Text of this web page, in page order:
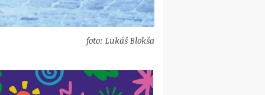
foto: Lukáš Blokša